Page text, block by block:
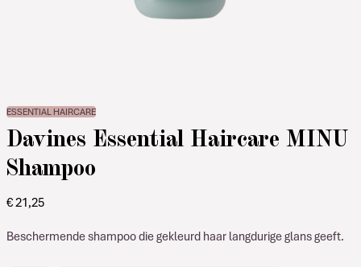
ESSENTIAL HAIRCARE
Davines Essential Haircare MINU
Shampoo
€21,25
Beschermende shampoo die gekleurd haar langdurige glans geeft.